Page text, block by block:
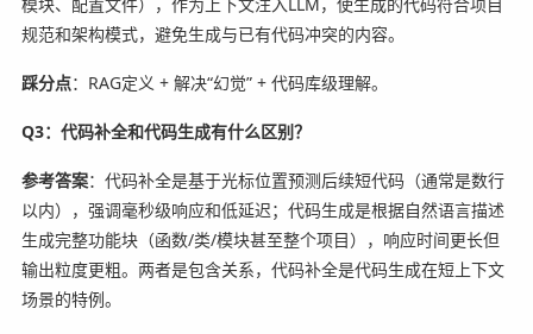
规范和架构模式，避免生成与已有代码冲突的内容。
踩分点：RAG定义 + 解决“幻觉” + 代码库级理解。
Q3：代码补全和代码生成有什么区别？
参考答案：代码补全是基于光标位置预测后续短代码（通常是数行
以内），强调毫秒级响应和低延迟；代码生成是根据自然语言描述
生成完整功能块（函数/类/模块甚至整个项目），响应时间更长但
输出粒度更粗。两者是包含关系，代码补全是代码生成在短上下文
场景的特例。